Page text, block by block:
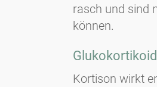
rasch und sind
können.
Kortison wirkt